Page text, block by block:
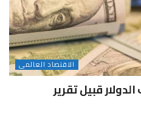
الاقتصاد العالمى
قبيل تقرير